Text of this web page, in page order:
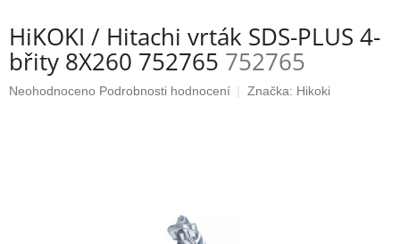
HiKOKI / Hitachi vrták SDS-PLUS 4-
břity 8X260 752765 752765
Průměrné
Neohodnoceno Podrobnosti hodnocení Značka: Hikoki